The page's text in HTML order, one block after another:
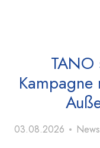
TANO
03.08.2026 News